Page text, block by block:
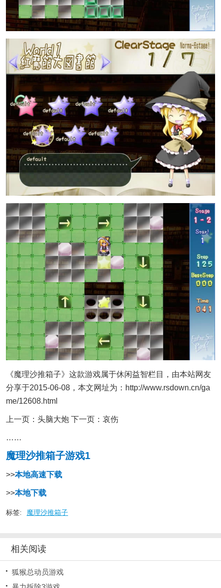
《魔理沙推箱子》这款游戏属于休闲益智栏目，由本站网友
分享于2015-06-08，本文网址为：http://www.rsdown.cn/ga
me/12608.html
上一页：头脑大炮 下一页：哀伤
……
魔理沙推箱子游戏1
>>本地高速下载
>>本地下载
标签: 魔理沙推箱子
相关阅读
狐猴总动员游戏